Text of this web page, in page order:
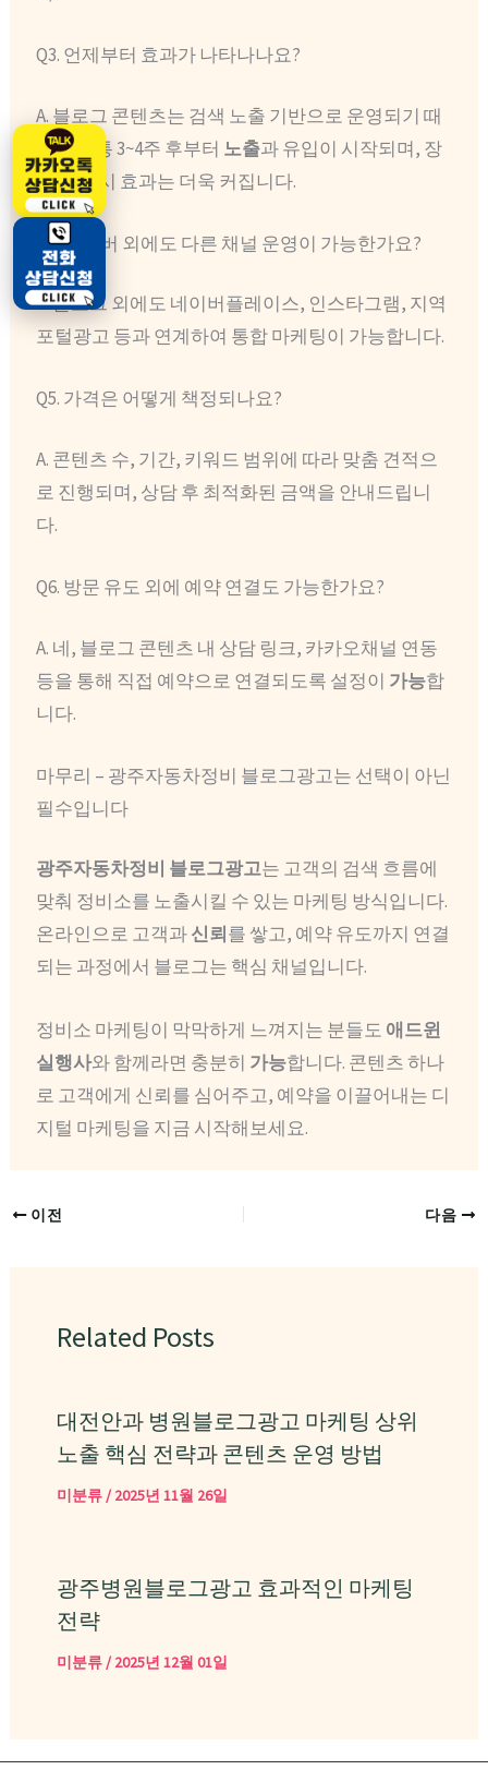
Q3. 언제부터 효과가 나타나나요?
A. 블로그 콘텐츠는 검색 노출 기반으로 운영되기 때
문에 보통 3~4주 후부터 노출과 유입이 시작되며, 장
기 운영 시 효과는 더욱 커집니다.
Q4. 네이버 외에도 다른 채널 운영이 가능한가요?
A. 블로그 외에도 네이버플레이스, 인스타그램, 지역
포털광고 등과 연계하여 통합 마케팅이 가능합니다.
Q5. 가격은 어떻게 책정되나요?
A. 콘텐츠 수, 기간, 키워드 범위에 따라 맞춤 견적으
로 진행되며, 상담 후 최적화된 금액을 안내드립니
다.
Q6. 방문 유도 외에 예약 연결도 가능한가요?
A. 네, 블로그 콘텐츠 내 상담 링크, 카카오채널 연동
등을 통해 직접 예약으로 연결되도록 설정이 가능합
니다.
마무리 – 광주자동차정비 블로그광고는 선택이 아닌
필수입니다
광주자동차정비 블로그광고는 고객의 검색 흐름에
맞춰 정비소를 노출시킬 수 있는 마케팅 방식입니다.
온라인으로 고객과신뢰를 쌓고, 예약 유도까지 연결
되는 과정에서 블로그는 핵심 채널입니다.
정비소 마케팅이 막막하게 느껴지는 분들도 애드윈
실행사와 함께라면 충분히 가능합니다. 콘텐츠 하나
로 고객에게 신뢰를 심어주고, 예약을 이끌어내는 디
지털 마케팅을 지금 시작해보세요.
이전 다음
Related Posts
대전안과 병원블로그광고 마케팅 상위
노출 핵심 전략과 콘텐츠 운영 방법
미분류/2025년 11월 26일
광주병원블로그광고 효과적인 마케팅
전략
미분류/2025년 12월 01일